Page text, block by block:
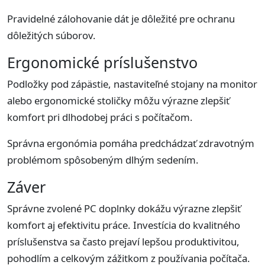
Pravidelné zálohovanie dát je dôležité pre ochranu
dôležitých súborov.
Ergonomické príslušenstvo
Podložky pod zápästie, nastaviteľné stojany na monitor
alebo ergonomické stoličky môžu výrazne zlepšiť
komfort pri dlhodobej práci s počítačom.
Správna ergonómia pomáha predchádzať zdravotným
problémom spôsobeným dlhým sedením.
Záver
Správne zvolené PC doplnky dokážu výrazne zlepšiť
komfort aj efektivitu práce. Investícia do kvalitného
príslušenstva sa často prejaví lepšou produktivitou,
pohodlím a celkovým zážitkom z používania počítača.